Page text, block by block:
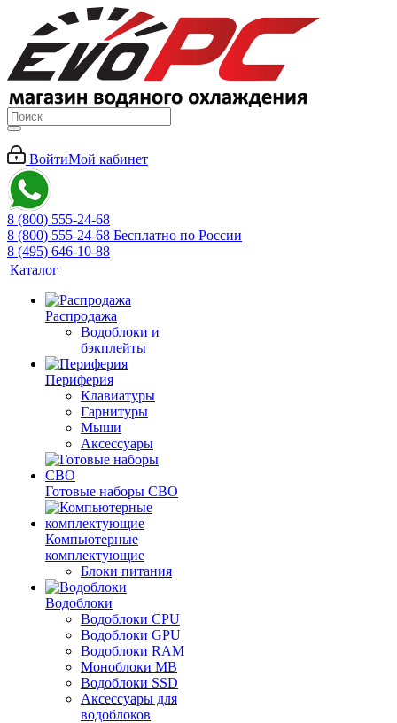
ВойтиМой кабинет
8 (800) 555-24-68
8 (800) 555-24-68 Бесплатно по России
8 (495) 646-10-88
Каталог
Распродажа
Водоблоки и
бэкплейты
Периферия
Клавиатуры
Гарнитуры
Мыши
Аксессуары
Готовые наборы СВО
Компьютерные
комплектующие
Блоки питания
Водоблоки
Водоблоки CPU
Водоблоки GPU
Водоблоки RAM
Моноблоки MB
Водоблоки SSD
Аксессуары для
водоблоков